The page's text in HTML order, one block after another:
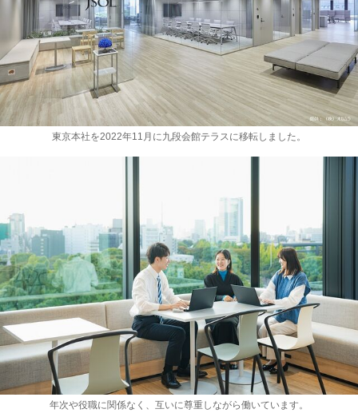
東京本社を2022年11月に九段会館テラスに移転しました。
年次や役職に関係なく、互いに尊重しながら働いています。